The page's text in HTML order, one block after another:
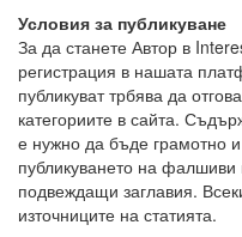
Условия за публикуване
За да станете Автор в
регистрация в нашата
публикуват трбява да
категориите в сайта.
е нужно да бъде грамотно
публикуването на
подвеждащи заглавия.
източниците на статията.